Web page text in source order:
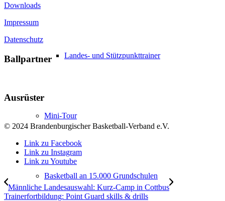
Landes- und Stützpunkttrainer
Mini-Tour
Basketball an 15.000 Grundschulen
Downloads
Impressum
Datenschutz
Ballpartner
Ausrüster
© 2024 Brandenburgischer Basketball-Verband e.V.
Link zu Facebook
Link zu Instagram
Link zu Youtube
Männliche Landesauswahl: Kurz-Camp in Cottbus
Trainerfortbildung: Point Guard skills & drills